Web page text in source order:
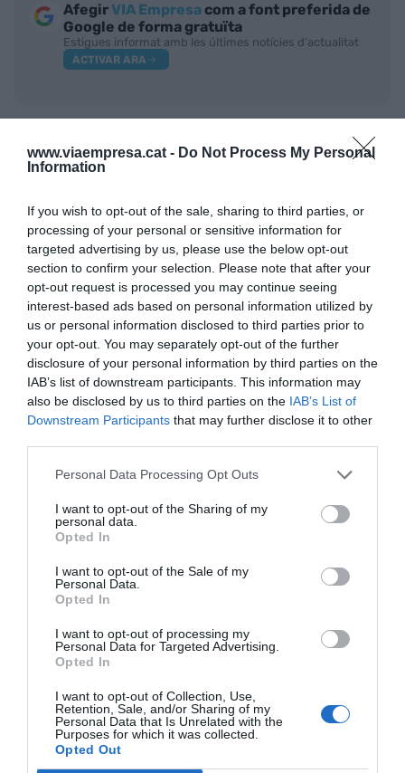
www.viaempresa.cat - Do Not Process My Personal
Information
If you wish to opt-out of the sale, sharing to third parties, or
processing of your personal or sensitive information for
targeted advertising by us, please use the below opt-out
section to confirm your selection. Please note that after your
opt-out request is processed you may continue seeing
interest-based ads based on personal information utilized by
us or personal information disclosed to third parties prior to
your opt-out. You may separately opt-out of the further
disclosure of your personal information by third parties on the
IAB’s list of downstream participants. This information may
also be disclosed by us to third parties on the IAB’s List of
Downstream Participants that may further disclose it to other
Personal Data Processing Opt Outs
I want to opt-out of the Sharing of my
personal data.
Opted In
I want to opt-out of the Sale of my
Personal Data.
Opted In
I want to opt-out of processing my
Personal Data for Targeted Advertising.
Opted In
I want to opt-out of Collection, Use,
Retention, Sale, and/or Sharing of my
Personal Data that Is Unrelated with the
Purposes for which it was collected.
Opted Out
AfegirVIA Empresa com a font preferida de
Google de forma gratuïta
Estigues informat amb les últimes notícies d'actualitat
ACTIVAR ARA
ELS MÉS LLEGITS
AVUI DESTAQUEM
EL NOSTRE
BUTLLETÍ
Les nostres millors
històries, reportatges i
entrevistes.
IDIOMA*
Català
Castellà